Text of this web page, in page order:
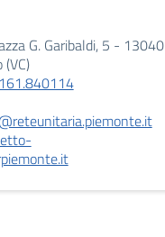
G. Garibaldi, 5 - 13040